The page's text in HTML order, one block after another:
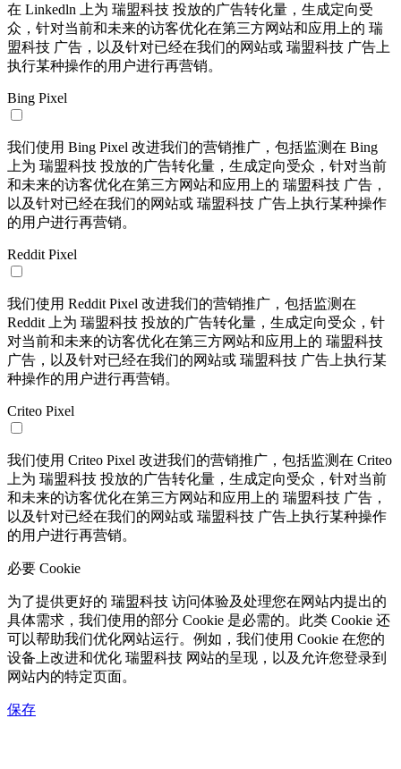
在 Linkedln 上为 瑞盟科技 投放的广告转化量，生成定向受
众，针对当前和未来的访客优化在第三方网站和应用上的 瑞
盟科技 广告，以及针对已经在我们的网站或 瑞盟科技 广告上
执行某种操作的用户进行再营销。
Bing Pixel
我们使用 Bing Pixel 改进我们的营销推广，包括监测在 Bing
上为 瑞盟科技 投放的广告转化量，生成定向受众，针对当前
和未来的访客优化在第三方网站和应用上的 瑞盟科技 广告，
以及针对已经在我们的网站或 瑞盟科技 广告上执行某种操作
的用户进行再营销。
Reddit Pixel
我们使用 Reddit Pixel 改进我们的营销推广，包括监测在
Reddit 上为 瑞盟科技 投放的广告转化量，生成定向受众，针
对当前和未来的访客优化在第三方网站和应用上的 瑞盟科技
广告，以及针对已经在我们的网站或 瑞盟科技 广告上执行某
种操作的用户进行再营销。
Criteo Pixel
我们使用 Criteo Pixel 改进我们的营销推广，包括监测在 Criteo
上为 瑞盟科技 投放的广告转化量，生成定向受众，针对当前
和未来的访客优化在第三方网站和应用上的 瑞盟科技 广告，
以及针对已经在我们的网站或 瑞盟科技 广告上执行某种操作
的用户进行再营销。
必要 Cookie
为了提供更好的 瑞盟科技 访问体验及处理您在网站内提出的
具体需求，我们使用的部分 Cookie 是必需的。此类 Cookie 还
可以帮助我们优化网站运行。例如，我们使用 Cookie 在您的
设备上改进和优化 瑞盟科技 网站的呈现，以及允许您登录到
网站内的特定页面。
保存